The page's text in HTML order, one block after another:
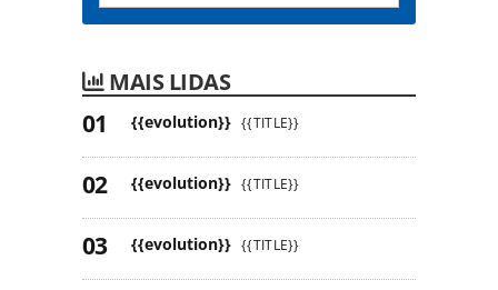
MAIS LIDAS
{{evolution}} {{TITLE}}
{{evolution}} {{TITLE}}
{{evolution}} {{TITLE}}